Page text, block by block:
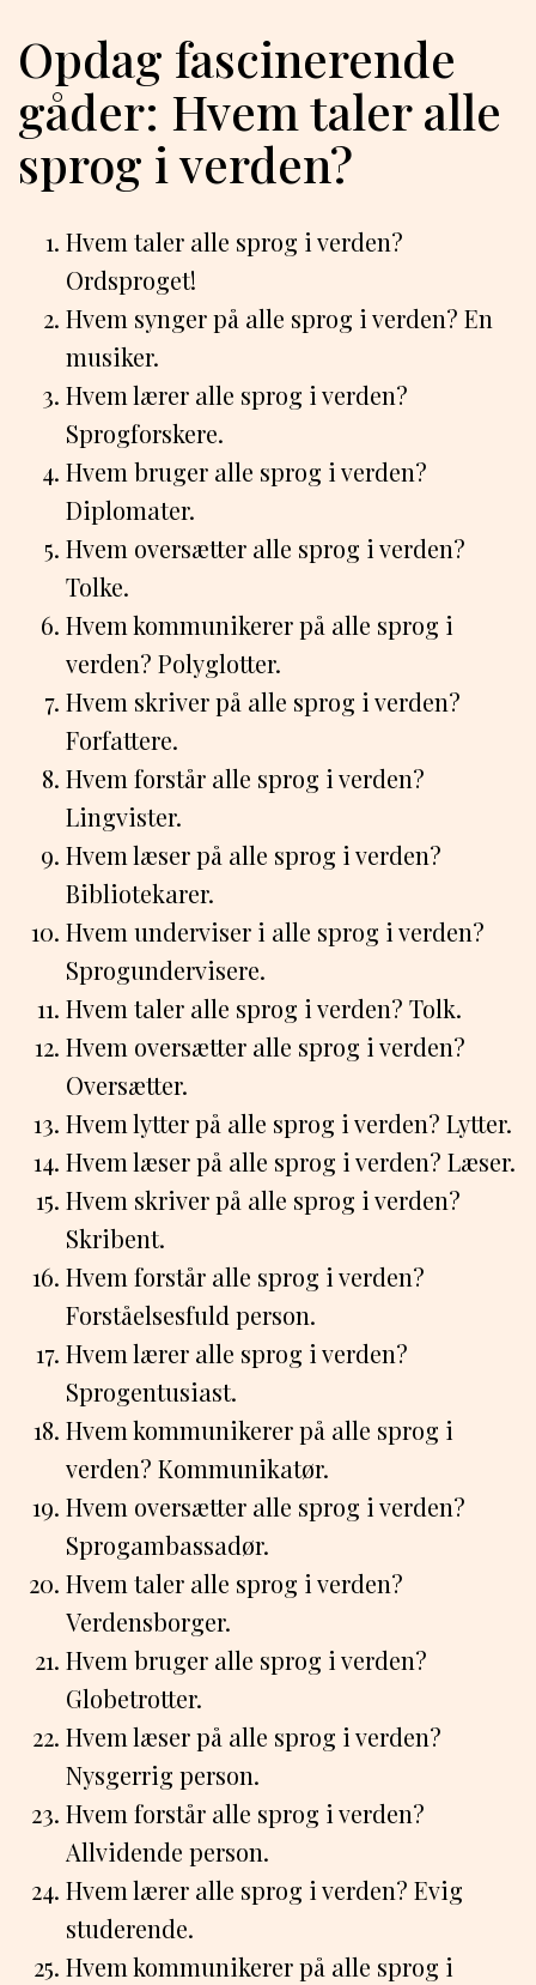
Opdag fascinerende
gåder: Hvem taler alle
sprog i verden?
Hvem taler alle sprog i verden?
Ordsproget!
Hvem synger på alle sprog i verden? En
musiker.
Hvem lærer alle sprog i verden?
Sprogforskere.
Hvem bruger alle sprog i verden?
Diplomater.
Hvem oversætter alle sprog i verden?
Tolke.
Hvem kommunikerer på alle sprog i
verden? Polyglotter.
Hvem skriver på alle sprog i verden?
Forfattere.
Hvem forstår alle sprog i verden?
Lingvister.
Hvem læser på alle sprog i verden?
Bibliotekarer.
Hvem underviser i alle sprog i verden?
Sprogundervisere.
Hvem taler alle sprog i verden? Tolk.
Hvem oversætter alle sprog i verden?
Oversætter.
Hvem lytter på alle sprog i verden? Lytter.
Hvem læser på alle sprog i verden? Læser.
Hvem skriver på alle sprog i verden?
Skribent.
Hvem forstår alle sprog i verden?
Forståelsesfuld person.
Hvem lærer alle sprog i verden?
Sprogentusiast.
Hvem kommunikerer på alle sprog i
verden? Kommunikatør.
Hvem oversætter alle sprog i verden?
Sprogambassadør.
Hvem taler alle sprog i verden?
Verdensborger.
Hvem bruger alle sprog i verden?
Globetrotter.
Hvem læser på alle sprog i verden?
Nysgerrig person.
Hvem forstår alle sprog i verden?
Allvidende person.
Hvem lærer alle sprog i verden? Evig
studerende.
Hvem kommunikerer på alle sprog i